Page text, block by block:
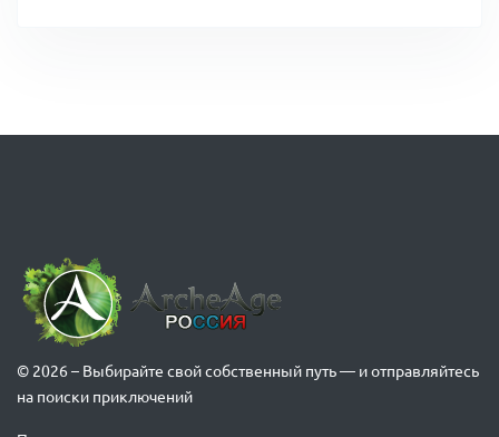
© 2026 – Выбирайте свой собственный путь — и отправляйтесь
на поиски приключений